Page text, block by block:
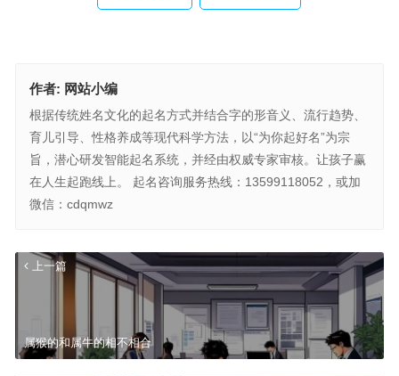
作者: 网站小编
根据传统姓名文化的起名方式并结合字的形音义、流行趋势、
育儿引导、性格养成等现代科学方法，以“为你起好名”为宗
旨，潜心研发智能起名系统，并经由权威专家审核。让孩子赢
在人生起跑线上。 起名咨询服务热线：13599118052，或加
微信：cdqmwz
上一篇
属猴的和属牛的相不相合